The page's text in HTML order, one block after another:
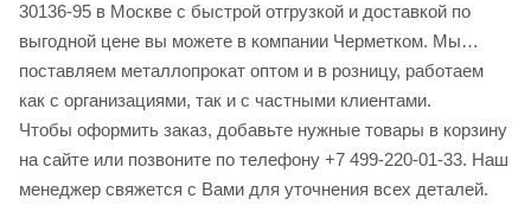
30136-95 в Москве с быстрой отгрузкой и доставкой по
выгодной цене вы можете в компании Черметком. Мы
поставляем металлопрокат оптом и в розницу, работаем
как с организациями, так и с частными клиентами.
Чтобы оформить заказ, добавьте нужные товары в корзину
на сайте или позвоните по телефону +7 499-220-01-33. Наш
менеджер свяжется с Вами для уточнения всех деталей.